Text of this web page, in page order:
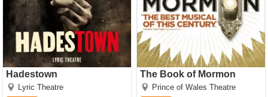
Hadestown
Lyric Theatre
The Book of Mormon
Prince of Wales Theatre